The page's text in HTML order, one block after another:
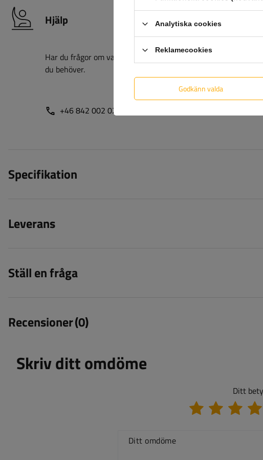
Hjälp
Har du frågor om valet eller användningen av våra
du behöver.
+46 842 002 023
Specifikation
Leverans
Ställ en fråga
Recensioner(0)
Skriv ditt omdöme
Ditt
Ditt omdöme
Analytiska cookies
Reklamecookies
Godkänn valda